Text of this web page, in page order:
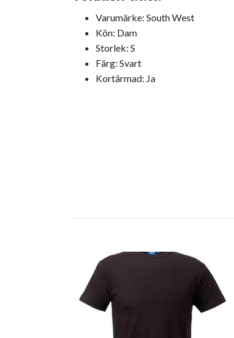
Varumärke: South West
Kön: Dam
Storlek: S
Färg: Svart
Kortärmad: Ja